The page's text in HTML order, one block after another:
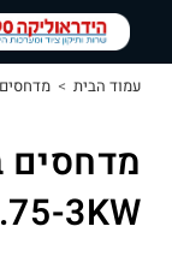
מדחסים > מדחסים